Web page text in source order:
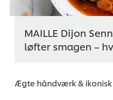
MAILLE Dijon
løfter smagen –
Ægte håndværk &